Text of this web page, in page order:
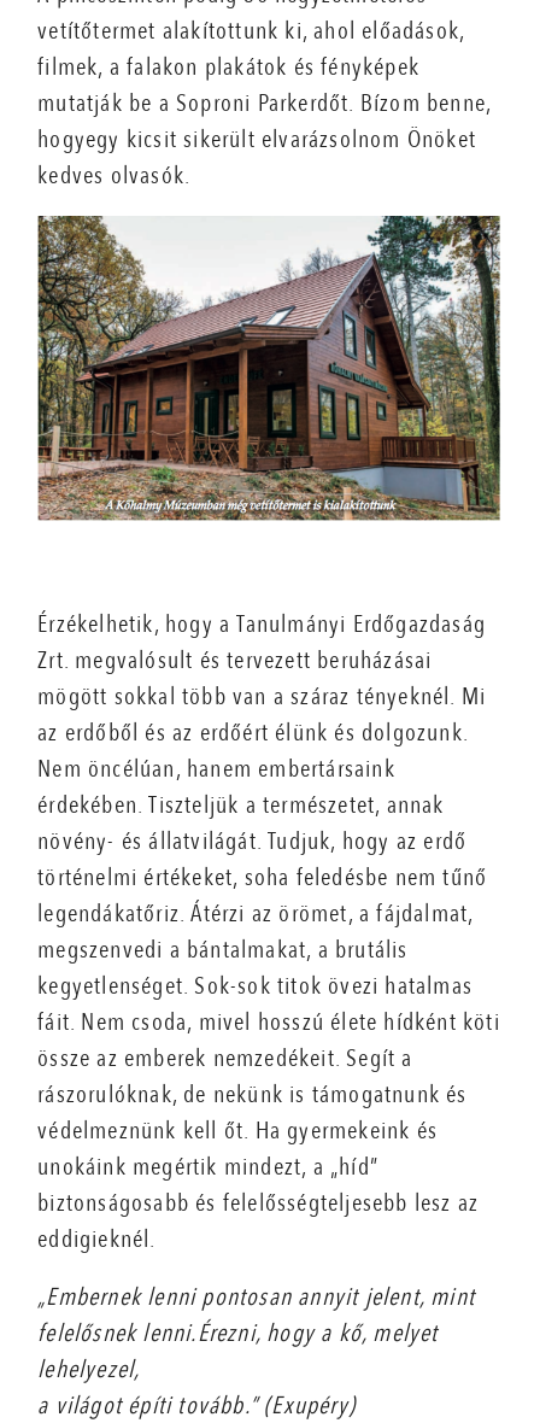
vetítőtermet alakítottunk ki, ahol előadások,
filmek, a falakon plakátok és fényképek
mutatják be a Soproni Parkerdőt. Bízom benne,
hogyegy kicsit sikerült elvarázsolnom Önöket
kedves olvasók.
Érzékelhetik, hogy a Tanulmányi Erdőgazdaság
Zrt. megvalósult és tervezett beruházásai
mögött sokkal több van a száraz tényeknél. Mi
az erdőből és az erdőért élünk és dolgozunk.
Nem öncélúan, hanem embertársaink
érdekében. Tiszteljük a természetet, annak
növény- és állatvilágát. Tudjuk, hogy az erdő
történelmi értékeket, soha feledésbe nem tűnő
legendákatőriz. Átérzi az örömet, a fájdalmat,
megszenvedi a bántalmakat, a brutális
kegyetlenséget. Sok-sok titok övezi hatalmas
fáit. Nem csoda, mivel hosszú élete hídként köti
össze az emberek nemzedékeit. Segít a
rászorulóknak, de nekünk is támogatnunk és
védelmeznünk kell őt. Ha gyermekeink és
unokáink megértik mindezt, a „híd”
biztonságosabb és felelősségteljesebb lesz az
eddigieknél.
„Embernek lenni pontosan annyit jelent, mint
felelősnek lenni.Érezni, hogy a kő, melyet
lehelyezel,
a világot építi tovább.” (Exupéry)